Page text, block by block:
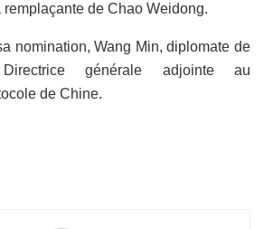
remplaçante de Chao Weidong.
nomination, Wang Min, diplomate de
générale adjointe au
de Chine.